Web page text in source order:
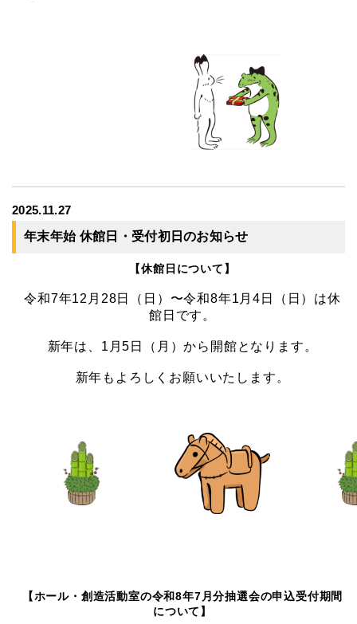
2025.11.27
年末年始 休館日・受付初日のお知らせ
【休館日について】
令和7年12月28日（日）〜令和8年1月4日（日）は休
館日です。
新年は、1月5日（月）から開館となります。
新年もよろしくお願いいたします。
【ホール・創造活動室の令和8年7月分抽選会の申込受付期間
について】